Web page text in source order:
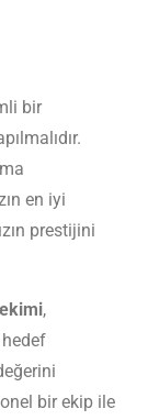
bir
en iyi
prestijini
,
hedef
bir ekip ile